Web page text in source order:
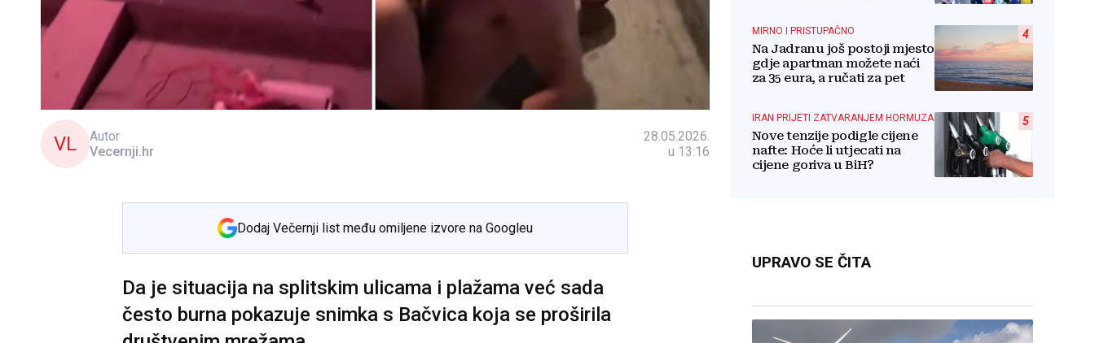
VL
Autor
Vecernji.hr
28.05.2026.
u 13:16
Dodaj Večernji list među omiljene izvore na Googleu
Da je situacija na splitskim ulicama i plažama već sada
često burna pokazuje snimka s Bačvica koja se proširila
4
MIRNO I PRISTUPAČNO
Na Jadranu još postoji mjesto
gdje apartman možete naći
za 35 eura, a ručati za pet
5
IRAN PRIJETI ZATVARANJEM HORMUZA
Nove tenzije podigle cijene
nafte: Hoće li utjecati na
cijene goriva u BiH?
UPRAVO SE ČITA